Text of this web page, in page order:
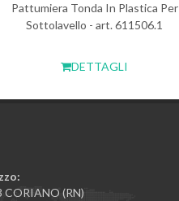
Pattumiera Tonda In Plastica Per
Sottolavello - art. 611506.1
DETTAGLI
CORIANO (RN)